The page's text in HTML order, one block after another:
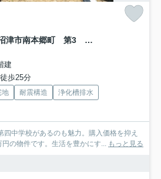
クレイドルガーデン 沼津市南本郷町 第3 全1棟
建
歩25分
地 耐震構造
浄化槽排水
中学校があるのも魅力。購入価格を抑え
の物件です。生活を豊かにす... もっと見る